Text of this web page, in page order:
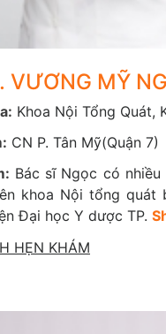
VƯƠNG MỸ
Khoa Nội Tổng Quát,
CN P. Tân Mỹ(Quận 7)
Bác sĩ Ngọc có
khoa Nội tổng quát
Đại học Y dược TP.
HẸN KHÁM